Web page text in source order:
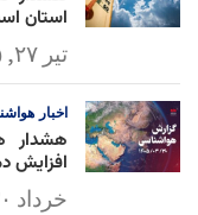
استان
تیر ۲۷, ۱۴۰۵
اخبار
هشدار
افزایش
خرداد ۳۰, ۱۴۰۵